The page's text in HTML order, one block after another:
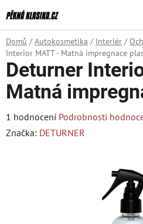
na
obsah
Domů / Autokosmetika / Interiér /
Interior MATT - Matná impregnace
Deturner
Matná
Průměrné
hodnocení
1 hodnocení Podrobnosti
Značka: DETURNER